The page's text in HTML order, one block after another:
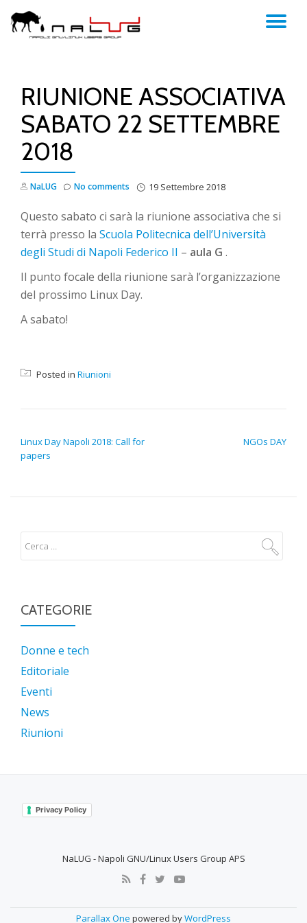
Skip
RIUNIONE ASSOCIATIVA
SABATO 22 SETTEMBRE
2018
NaLUG 19 Settembre 2018
No comments
Questo sabato ci sarà la riunione associativa che si
terrà presso la Scuola Politecnica dell’Università
degli Studi di Napoli Federico II – aula G .
Il punto focale della riunione sarà l’organizzazione
del prossimo Linux Day.
A sabato!
Posted in Riunioni
Linux Day Napoli 2018: Call for
papers
NGOs DAY
CATEGORIE
Donne e tech
Editoriale
Eventi
News
Riunioni
Privacy Policy
NaLUG - Napoli GNU/Linux Users Group APS
Parallax One powered byWordPress